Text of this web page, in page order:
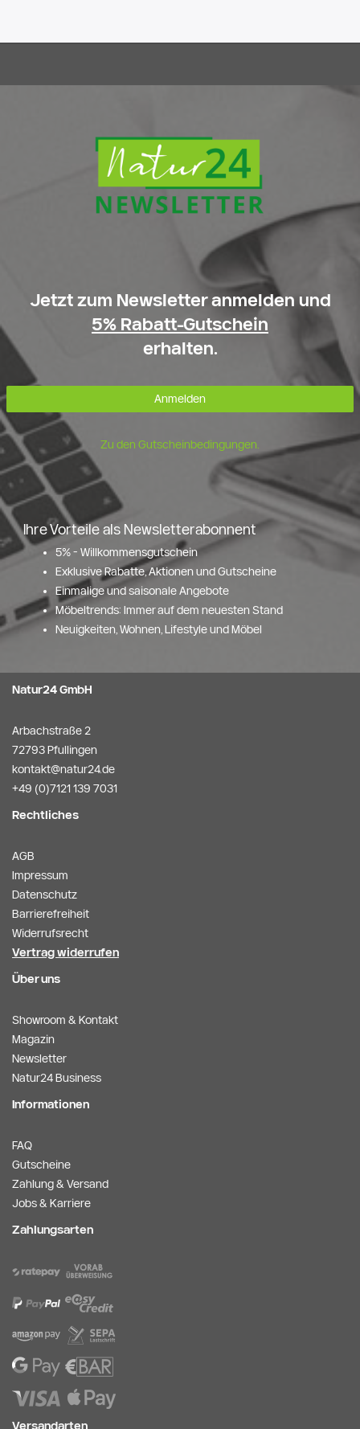
Jetzt zum Newsletter anmelden und
5% Rabatt-Gutschein
erhalten.
Anmelden
Zu den Gutscheinbedingungen.
Ihre Vorteile als Newsletterabonnent
5% - Willkommensgutschein
Exklusive Rabatte, Aktionen und Gutscheine
Einmalige und saisonale Angebote
Möbeltrends: Immer auf dem neuesten Stand
Neuigkeiten, Wohnen, Lifestyle und Möbel
Natur24 GmbH
Arbachstraße 2
72793 Pfullingen
kontakt@natur24.de
+49 (0)7121 139 7031
Rechtliches
AGB
Impressum
Datenschutz
Barrierefreiheit
Widerrufsrecht
Vertrag widerrufen
Über uns
Showroom & Kontakt
Magazin
Newsletter
Natur24 Business
Informationen
FAQ
Gutscheine
Zahlung & Versand
Jobs & Karriere
Zahlungsarten
Versandarten